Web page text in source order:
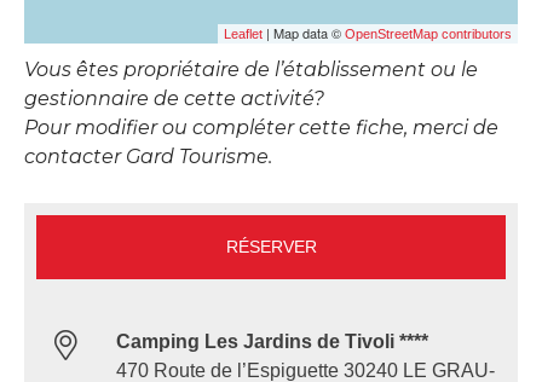
Leaflet | Map data © OpenStreetMap contributors
Vous êtes propriétaire de l’établissement ou le
gestionnaire de cette activité?
Pour modifier ou compléter cette fiche, merci de
contacter Gard Tourisme.
RÉSERVER
Camping Les Jardins de Tivoli ****
470 Route de l’Espiguette 30240 LE GRAU-